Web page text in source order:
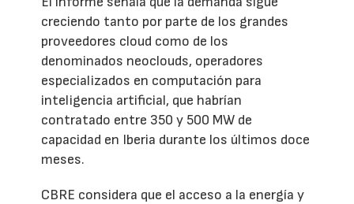
creciendo tanto por parte de los grandes
proveedores cloud como de los
denominados neoclouds, operadores
especializados en computación para
inteligencia artificial, que habrían
contratado entre 350 y 500 MW de
capacidad en Iberia durante los últimos doce
meses.
CBRE considera que el acceso a la energía y